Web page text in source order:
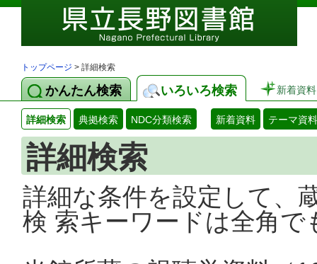
トップページ > 詳細検索
かんたん検索 いろいろ検索 新着資料
詳細検索 典拠検索 NDC分類検索 新着資料 テーマ資料
詳細検索
詳細な条件を設定して、
検 索キーワードは全角